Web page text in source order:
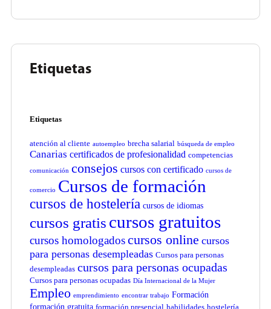
Etiquetas
Etiquetas
atención al cliente autoempleo brecha salarial búsqueda de empleo
Canarias certificados de profesionalidad competencias
comunicación consejos cursos con certificado cursos de
comercio Cursos de formación
cursos de hostelería cursos de idiomas
cursos gratis cursos gratuitos
cursos homologadoscursos online cursos
para personas desempleadas Cursos para personas
desempleadas cursos para personas ocupadas
Cursos para personas ocupadas Día Internacional de la Mujer
Empleo emprendimiento encontrar trabajo Formación
formación gratuita